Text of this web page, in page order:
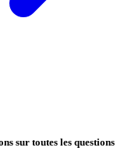
sur toutes les questions